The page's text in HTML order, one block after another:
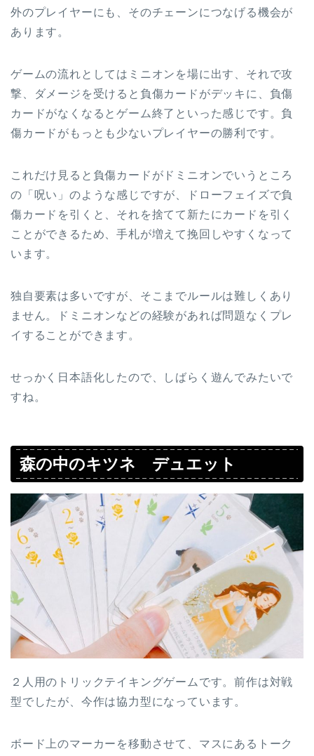
外のプレイヤーにも、そのチェーンにつなげる機会が
あります。
ゲームの流れとしてはミニオンを場に出す、それで攻
撃、ダメージを受けると負傷カードがデッキに、負傷
カードがなくなるとゲーム終了といった感じです。負
傷カードがもっとも少ないプレイヤーの勝利です。
これだけ見ると負傷カードがドミニオンでいうところ
の「呪い」のような感じですが、ドローフェイズで負
傷カードを引くと、それを捨てて新たにカードを引く
ことができるため、手札が増えて挽回しやすくなって
います。
独自要素は多いですが、そこまでルールは難しくあり
ません。ドミニオンなどの経験があれば問題なくプレ
イすることができます。
せっかく日本語化したので、しばらく遊んでみたいで
すね。
森の中のキツネ デュエット
２人用のトリックテイキングゲームです。前作は対戦
型でしたが、今作は協力型になっています。
ボード上のマーカーを移動させて、マスにあるトーク